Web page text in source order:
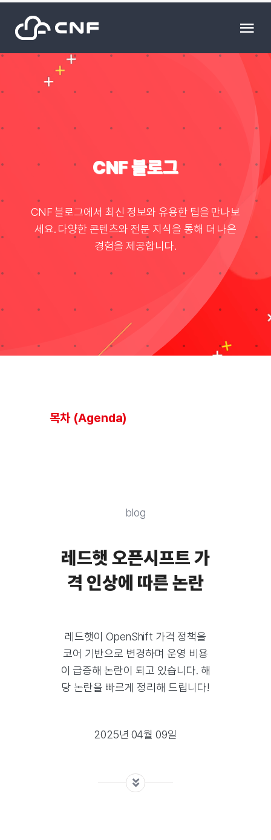
content
Resource
블로그
Taxonomies
Search
CNF 블로그
CNF 블로그에서 최신 정보와 유용한 팁을 만나보
세요. 다양한 콘텐츠와 전문 지식을 통해 더 나은
경험을 제공합니다.
목차 (Agenda)
blog
레드햇 오픈시프트 가
격 인상에 따른 논란
레드햇이 OpenShift 가격 정책을
코어 기반으로 변경하며 운영 비용
이 급증해 논란이 되고 있습니다. 해
당 논란을 빠르게 정리해 드립니다!
2025년 04월 09일